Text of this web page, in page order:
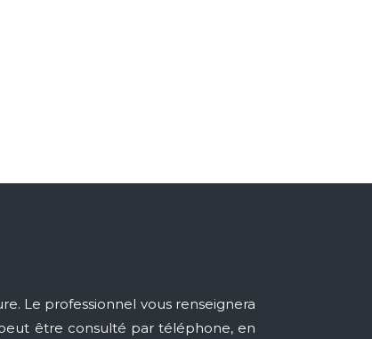
Le professionnel vous renseignera
être consulté par téléphone, en